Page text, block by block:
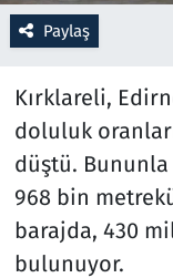
Paylaş
Kırklareli,
doluluk
düştü.
968 bin
barajda, 430
bulunuyor.
Sağlık
Seçim 2023
Spor
Teknoloji ve